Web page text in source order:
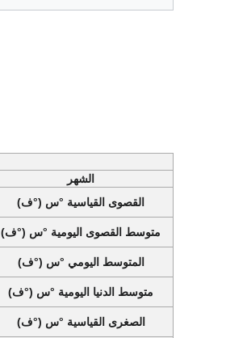
الشهر
القصوى القياسية °س (°ف)
متوسط القصوى اليومية °س (°ف)
المتوسط اليومي °س (°ف)
متوسط الدنيا اليومية °س (°ف)
الصغرى القياسية °س (°ف)